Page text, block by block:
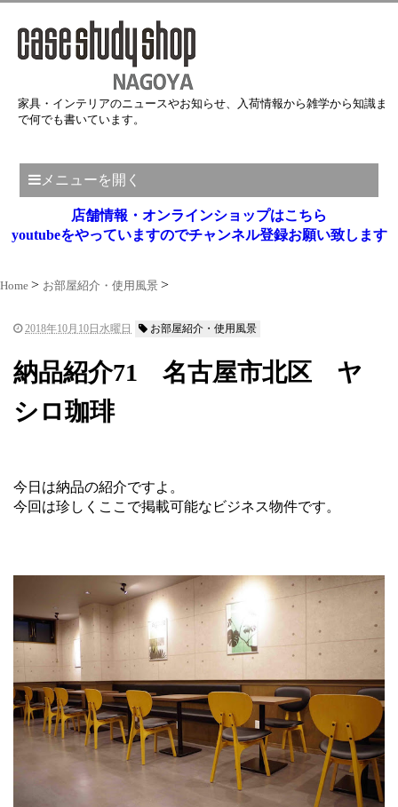
家具・インテリアのニュースやお知らせ、入荷情報から雑学から知識ま
で何でも書いています。
メニューを開く
店舗情報・オンラインショップはこちら
youtubeをやっていますのでチャンネル登録お願い致します
Home お部屋紹介・使用風景
2018年10月10日水曜日 お部屋紹介・使用風景
納品紹介71 名古屋市北区 ヤ
シロ珈琲
今日は納品の紹介ですよ。
今回は珍しくここで掲載可能なビジネス物件です。